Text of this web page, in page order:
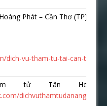
Phát – Cần Thơ (TP)
dich-vu-tham-tu-tai-can-tho-
tử Tân
dichvuthamtudanang.vn/